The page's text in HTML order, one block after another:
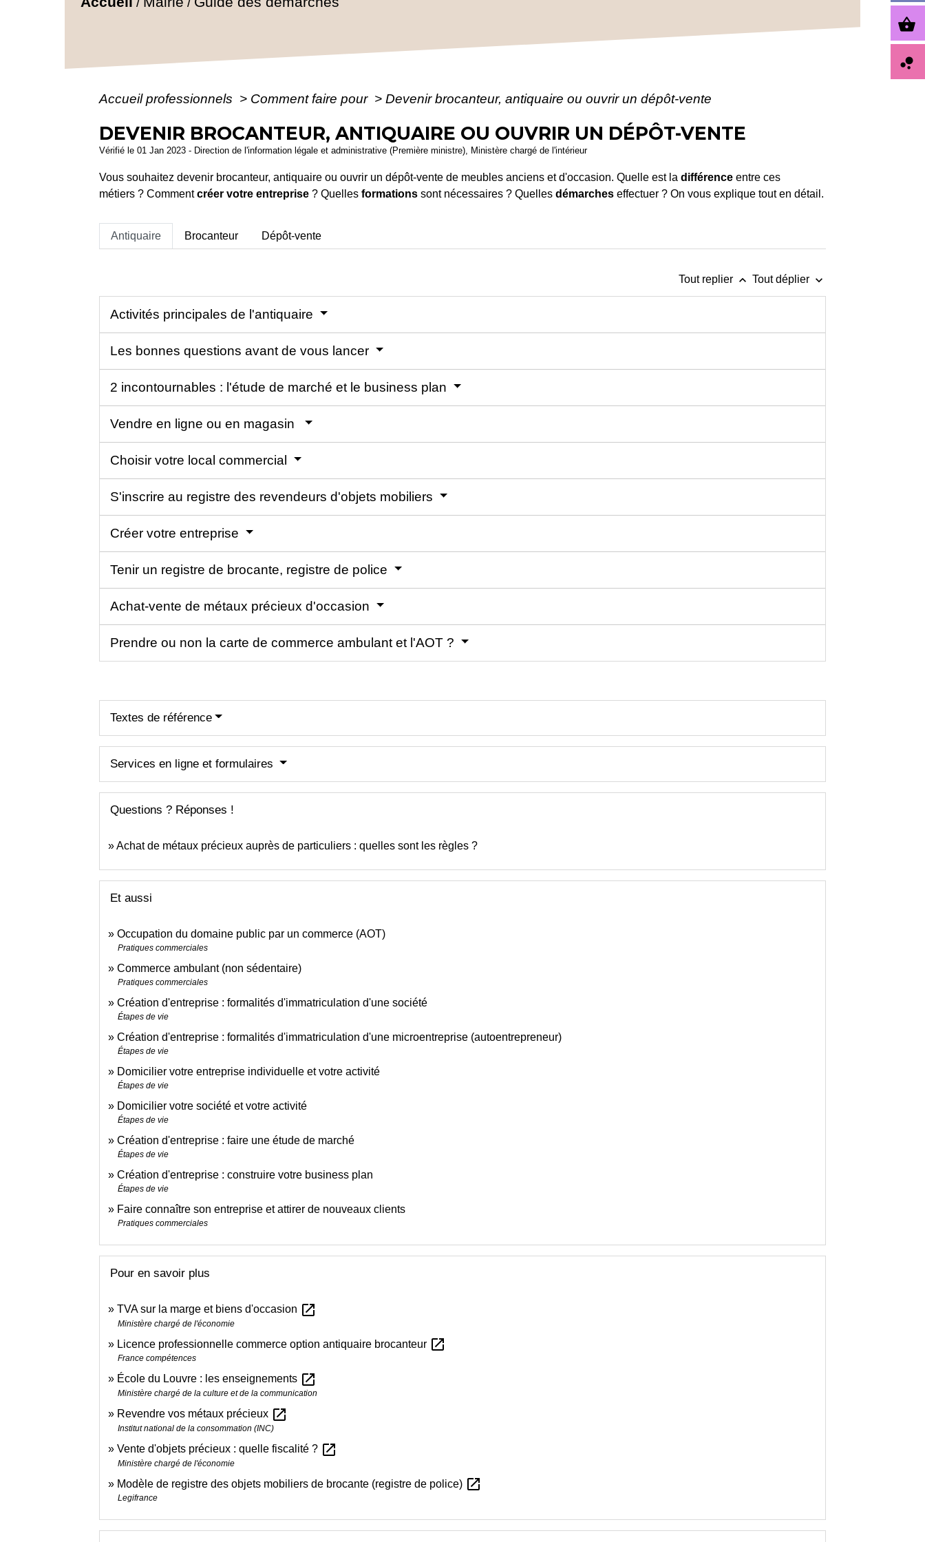
Accueil professionnels > Comment faire pour > Devenir brocanteur, antiquaire ou ouvrir un dépôt-vente
DEVENIR BROCANTEUR, ANTIQUAIRE OU OUVRIR UN DÉPÔT-VENTE
Vérifié le 01 Jan 2023 - Direction de l'information légale et administrative (Première ministre), Ministère chargé de l'intérieur
Vous souhaitez devenir brocanteur, antiquaire ou ouvrir un dépôt-vente de meubles anciens et d'occasion. Quelle est ladifférence entre ces
métiers ? Commentcréer votre entreprise ? Quellesformations sont nécessaires ? Quellesdémarches effectuer ? On vous explique tout en détail.
Antiquaire Brocanteur Dépôt-vente
Tout replier keyboard_arrow_up Tout déplier keyboard_arrow_down
Activités principales de l'antiquaire
Les bonnes questions avant de vous lancer
2 incontournables : l'étude de marché et le business plan
Vendre en ligne ou en magasin
Choisir votre local commercial
S'inscrire au registre des revendeurs d'objets mobiliers
Créer votre entreprise
Tenir un registre de brocante, registre de police
Achat-vente de métaux précieux d'occasion
Prendre ou non la carte de commerce ambulant et l'AOT ?
Textes de référence
Services en ligne et formulaires
Questions ? Réponses !
Achat de métaux précieux auprès de particuliers : quelles sont les règles ?
Et aussi
Occupation du domaine public par un commerce (AOT)
Pratiques commerciales
Commerce ambulant (non sédentaire)
Pratiques commerciales
Création d'entreprise : formalités d'immatriculation d'une société
Étapes de vie
Création d'entreprise : formalités d'immatriculation d'une microentreprise (autoentrepreneur)
Étapes de vie
Domicilier votre entreprise individuelle et votre activité
Étapes de vie
Domicilier votre société et votre activité
Étapes de vie
Création d'entreprise : faire une étude de marché
Étapes de vie
Création d'entreprise : construire votre business plan
Étapes de vie
Faire connaître son entreprise et attirer de nouveaux clients
Pratiques commerciales
Pour en savoir plus
TVA sur la marge et biens d'occasion open_in_new
Ministère chargé de l'économie
Licence professionnelle commerce option antiquaire brocanteur open_in_new
France compétences
École du Louvre : les enseignements open_in_new
Ministère chargé de la culture et de la communication
Revendre vos métaux précieux open_in_new
Institut national de la consommation (INC)
Vente d'objets précieux : quelle fiscalité ? open_in_new
Ministère chargé de l'économie
Modèle de registre des objets mobiliers de brocante (registre de police) open_in_new
Legifrance
shopping_basket
bubble_chart